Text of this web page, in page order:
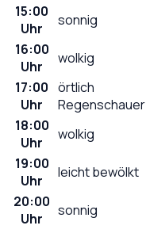
15:00
Uhr
sonnig
16:00
Uhr
wolkig
17:00
Uhr
örtlich
Regenschauer
18:00
Uhr
wolkig
19:00
Uhr
leicht bewölkt
20:00
Uhr
sonnig